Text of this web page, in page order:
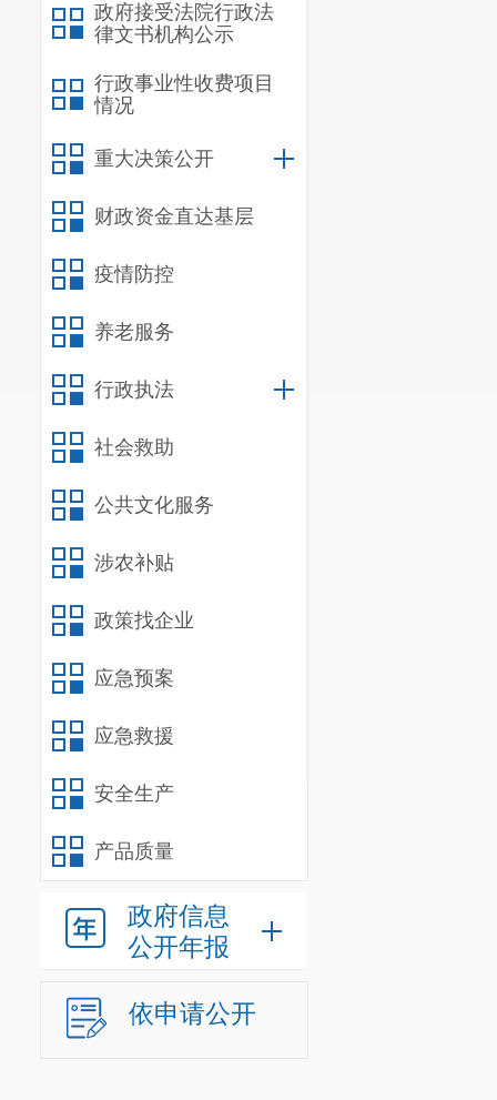
政府接受法院行政法
律文书机构公示
行政事业性收费项目
情况
重大决策公开
财政资金直达基层
疫情防控
养老服务
行政执法
社会救助
公共文化服务
涉农补贴
政策找企业
应急预案
应急救援
安全生产
产品质量
政府信息
公开年报
依申请公开